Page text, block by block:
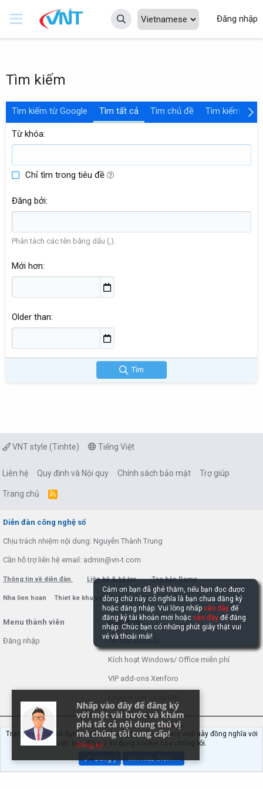
Đăng nhập
Tìm kiếm
Tìm kiếm từ Google Tìm tất cả Tìm chủ đề Tìm kiếm tài
Từ khóa
Chỉ tìm trong tiêu đề
Đăng bởi
Phân tách các tên bằng dấu (,).
Mới hơn
Older than
Tìm
VNT style (Tinhte) Tiếng Việt
Liên hệ Quy định và Nội quy Chính sách bảo mật Trợ giúp
Trang chủ
R
Diễn đàn công nghệ số
Chịu trách nhiệm nội dung: Nguyễn Thành Trung
Cần hỗ trợ liên hệ email: admin@vn-t.com
Thông tin về diễn đàn Liên hệ & hỗ trợ Tạo bản Demo
Nha lien hoan Thiet ke khu vui choi Textlink
Menu thành viên
Đăng nhập
Diễn đàn
Tin học căn bản
Kích hoạt Windows/ Office miễn phí
VIP add-ons Xenforo
Community platform by XenForo® © 2010-2022 XenForo Ltd.
Trang web này sử dụng cookie. Tiếp tục sử dụng trang web này đồng nghĩa với
việc bạn đồng ý sử dụng cookie của chúng tôi.
Đồng ý
Tìm hiểu thêm.…
Cảm ơn bạn đã ghé thăm, nếu bạn đọc được
dòng chữ này có nghĩa là bạn chưa đăng ký
hoặc đăng nhập. Vui lòng nhấpvào đây để
đăng ký tài khoản mới hoặcvào đây để đăng
nhập. Chúc bạn có những phút giây thật vui
vẻ và thoải mái!
Nhấp vào đây để đăng ký
với một vài bước và khám
phá tất cả nội dung thú vị
mà chúng tôi cung cấp!
Đăng ký